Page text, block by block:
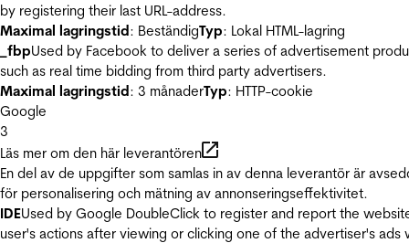
by registering their last URL-address.
Maximal lagringstid: BeständigTyp: Lokal HTML-lagring
_fbpUsed by Facebook to deliver a series of advertisement
such as real time bidding from third party advertisers.
Maximal lagringstid: 3 månaderTyp: HTTP-cookie
Google
3
Läs mer om den här leverantören
En del av de uppgifter som samlas in av denna leverantör är
för personalisering och mätning av annonseringseffektivitet.
IDEUsed by Google DoubleClick to register and report the
user's actions after viewing or clicking one of the advertiser's ads